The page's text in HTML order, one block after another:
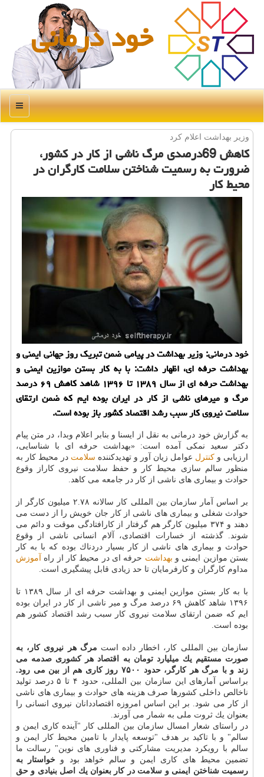
خود درمانی
منو
وزیر بهداشت اعلام كرد
كاهش 69درصدی مرگ ناشی از كار در كشور،
ضرورت به رسمیت شناختن سلامت كارگران در
محیط كار
خود درمانی: وزیر بهداشت در پیامی ضمن تبریك روز جهانی ایمنی و
بهداشت حرفه ای، اظهار داشت: با به كار بستن موازین ایمنی و
بهداشت حرفه ای از سال ۱۳۸۹ تا ۱۳۹۶ شاهد كاهش ۶۹ درصد
مرگ و میرهای ناشی از كار در ایران بوده ایم كه ضمن ارتقای
سلامت نیروی كار سبب رشد اقتصاد كشور باز بوده است.
به گزارش خود درمانی به نقل از ایسنا و بنابر اعلام وبدا، در متن پیام
دكتر سعید نمكی آمده است: «بهداشت حرفه ای با شناسایی،
ارزیابی و كنترل عوامل زیان آور و تهدیدكننده سلامت در محیط كار به
منظور سالم سازی محیط كار و حفظ سلامت نیروی كاراز وقوع
حوادث و بیماری های ناشی از كار در جامعه می كاهد.
بر اساس آمار سازمان بین المللی كار سالانه ۲.۷۸ میلیون كارگر از
حوادث شغلی و بیماری های ناشی از كار جان خویش را از دست می
دهند و ۳۷۴ میلیون كارگر هم گرفتار از كارافتادگی موقت و دائم می
شوند. گذشته از خسارات اقتصادی، آلام انسانی ناشی از وقوع
حوادث و بیماری های ناشی از كار بسیار دردناك بوده كه با به كار
بستن موازین ایمنی و بهداشت حرفه ای در محیط كار از راه
آموزش
مداوم كارگران و كارفرمایان تا حد زیادی قابل پیشگیری است.
با به كار بستن موازین ایمنی و بهداشت حرفه ای از سال ۱۳۸۹ تا
۱۳۹۶ شاهد كاهش ۶۹ درصد مرگ و میر ناشی از كار در ایران بوده
ایم كه ضمن ارتقای سلامت نیروی كار سبب رشد اقتصاد كشور هم
بوده است.
سازمان بین المللی كار، اخطار داده است مرگ هر نیروی كار، به
صورت مستقیم یك میلیارد تومان به اقتصاد هر كشوری صدمه می
زند و با مرگ هر كارگر، حدود ۷۵۰۰ روز كاری هم از بین می رود.
براساس آمارهای این سازمان بین المللی، حدود ۴ تا ۵ درصد تولید
ناخالص داخلی كشورها صرف هزینه های حوادث و بیماری های ناشی
از كار می شود. بر این اساس امروزه اقتصاددانان نیروی انسانی را
بعنوان یك ثروت ملی به شمار می آورند.
در راستای شعار امسال سازمان بین المللی كار "آینده كاری ایمن و
سالم" و با تاكید بر هدف "توسعه پایدار با تامین محیط كار ایمن و
سالم با رویكرد مدیریت مشاركتی و فناوری های نوین" رسالت ما
تضمین محیط های كاری ایمن و سالم خواهد بود و خواستار به
رسمیت شناختن ایمنی و سلامت در كار بعنوان یك اصل بنیادی و حق